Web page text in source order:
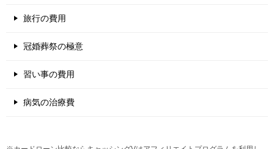
旅行の費用
冠婚葬祭の極意
習い事の費用
病気の治療費